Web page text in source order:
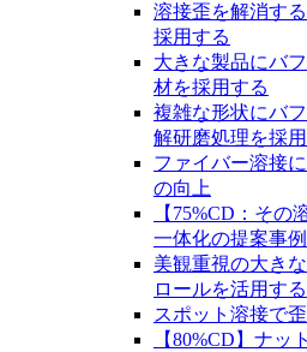
溶接歪を解消す
採用する
大きな製品にバ
材を採用する
複雑な形状にバ
解研磨処理を採
ファイバー溶接
の向上
【75%CD：そ
一体化の提案事例
美観重視の大き
ロールを活用する
スポット溶接で
【80%CD】ナ